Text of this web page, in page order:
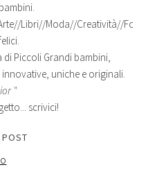
Libri//Moda//Creatività//
di Piccoli Grandi bambini,
uniche e originali.
"
scrivici!